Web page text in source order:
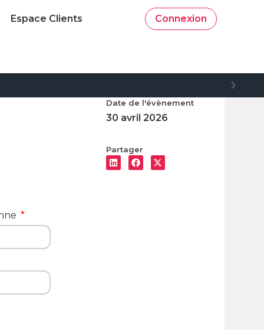
Espace Clients Connexion
Date de l'évènement
30 avril 2026
Partager